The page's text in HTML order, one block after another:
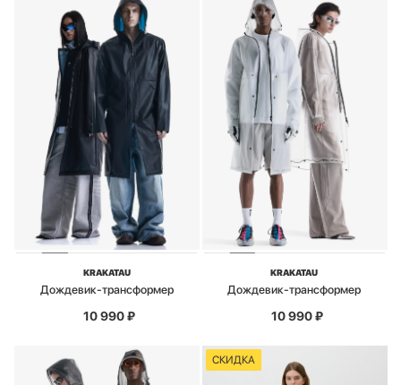
KRAKATAU
Дождевик-трансформер
10 990₽
KRAKATAU
Дождевик-трансформер
10 990₽
СКИДКА